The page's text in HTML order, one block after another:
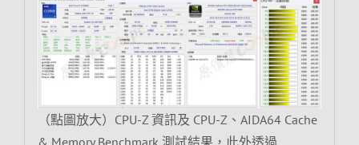
（點圖放大）CPU-Z 資訊及 CPU-Z、AIDA64 Cache